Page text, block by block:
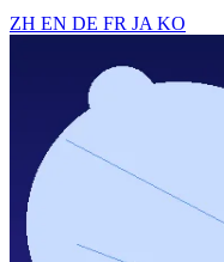
ZH EN DE FR JA KO